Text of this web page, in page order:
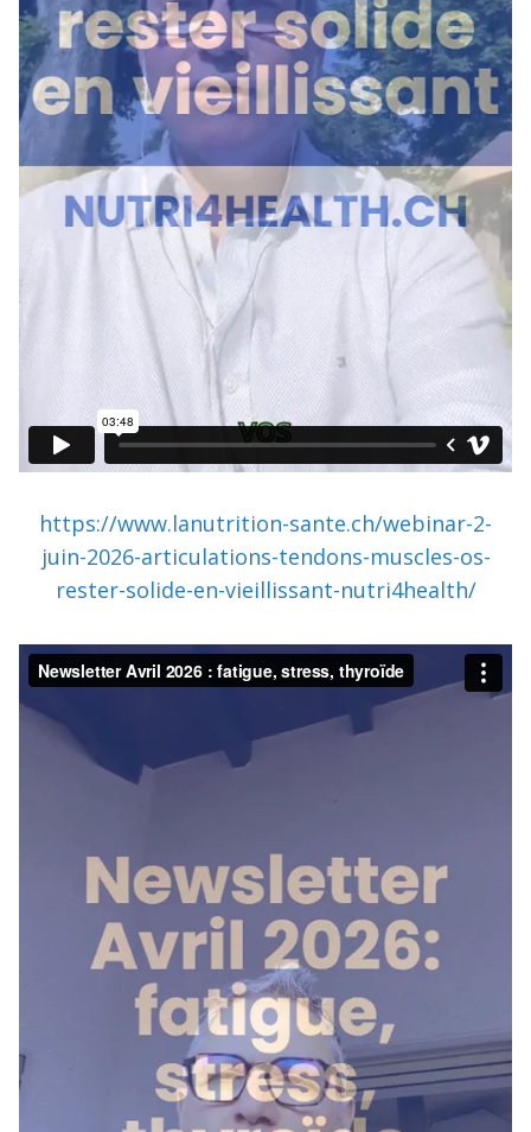
https://www.lanutrition-sante.ch/webinar-2-
juin-2026-articulations-tendons-muscles-os-
rester-solide-en-vieillissant-nutri4health/